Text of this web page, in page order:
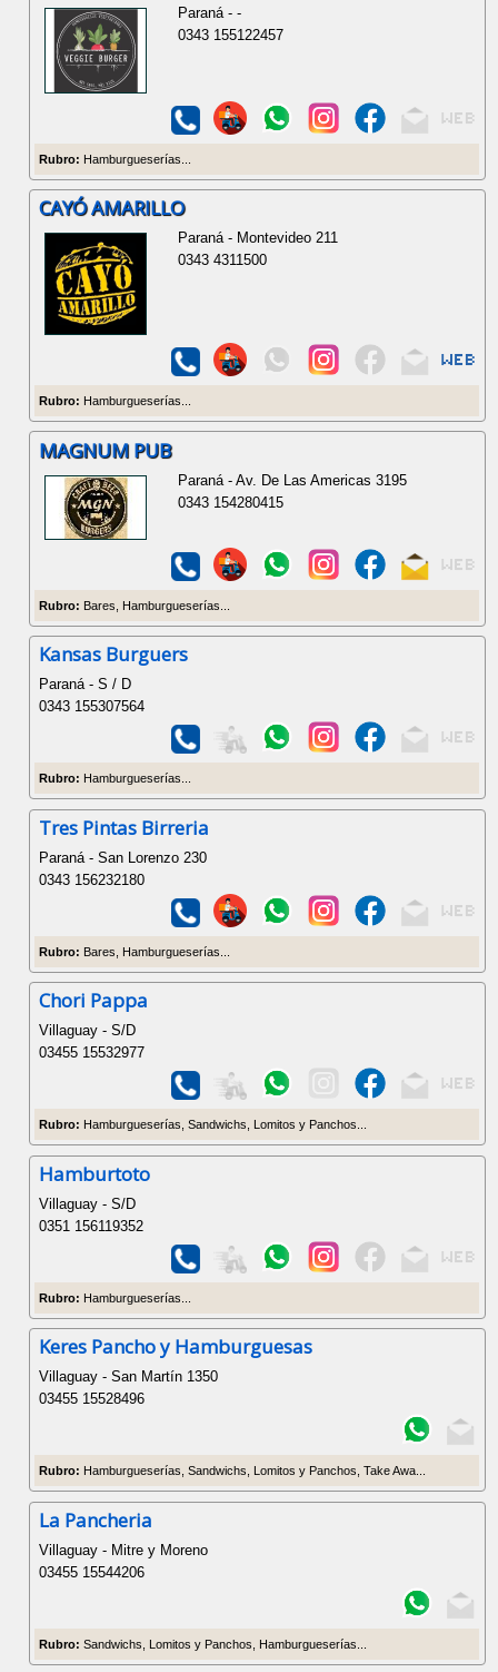
Paraná - -
0343 155122457
Rubro: Hamburgueserías...
CAYÓ AMARILLO
Paraná - Montevideo 211
0343 4311500
Rubro: Hamburgueserías...
MAGNUM PUB
Paraná - Av. De Las Americas 3195
0343 154280415
Rubro: Bares, Hamburgueserías...
Kansas Burguers
Paraná - S / D
0343 155307564
Rubro: Hamburgueserías...
Tres Pintas Birreria
Paraná - San Lorenzo 230
0343 156232180
Rubro: Bares, Hamburgueserías...
Chori Pappa
Villaguay - S/D
03455 15532977
Rubro: Hamburgueserías, Sandwichs, Lomitos y Panchos...
Hamburtoto
Villaguay - S/D
0351 156119352
Rubro: Hamburgueserías...
Keres Pancho y Hamburguesas
Villaguay - San Martín 1350
03455 15528496
Rubro: Hamburgueserías, Sandwichs, Lomitos y Panchos, Take Awa...
La Pancheria
Villaguay - Mitre y Moreno
03455 15544206
Rubro: Sandwichs, Lomitos y Panchos, Hamburgueserías...